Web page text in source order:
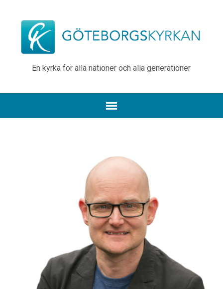
En kyrka för alla nationer och alla generationer